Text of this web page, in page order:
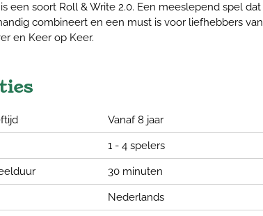
een soort Roll & Write 2.0. Een meeslepend spel dat
combineert en een must is voor liefhebbers van
en Keer op Keer.
Vanaf 8 jaar
1 - 4 spelers
30 minuten
Nederlands